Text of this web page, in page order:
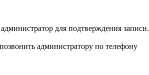
для подтверждения записи.
администратору по телефону